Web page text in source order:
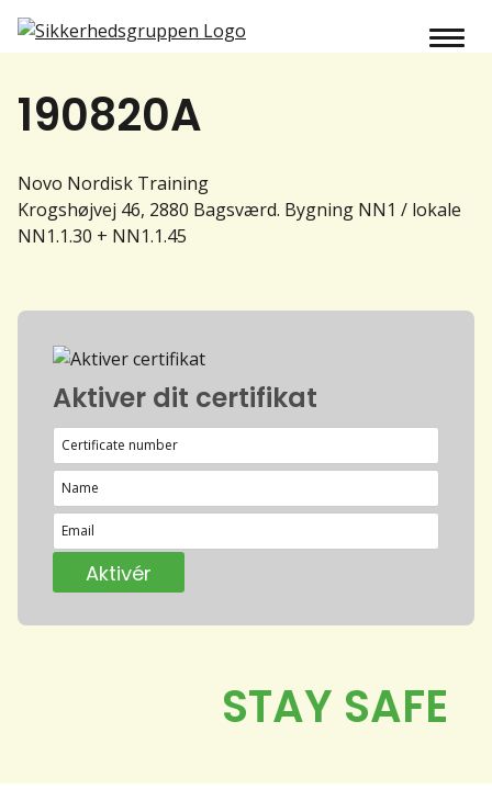
190820A
Novo Nordisk Training
Krogshøjvej 46, 2880 Bagsværd. Bygning NN1 / lokale
NN1.1.30 + NN1.1.45
Aktiver dit certifikat